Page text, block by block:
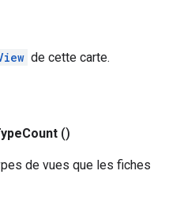
de cette carte.
Count ()
de vues que les fiches